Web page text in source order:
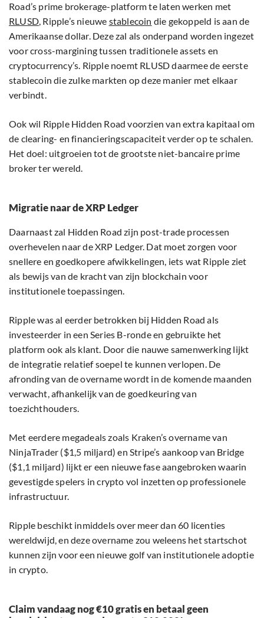
Road’s prime brokerage-platform te laten werken met
RLUSD, Ripple’s nieuwe stablecoin die gekoppeld is aan de
Amerikaanse dollar. Deze zal als onderpand worden ingezet
voor cross-margining tussen traditionele assets en
cryptocurrency’s. Ripple noemt RLUSD daarmee de eerste
stablecoin die zulke markten op deze manier met elkaar
verbindt.
Ook wil Ripple Hidden Road voorzien van extra kapitaal om
de clearing- en financieringscapaciteit verder op te schalen.
Het doel: uitgroeien tot de grootste niet-bancaire prime
broker ter wereld.
Migratie naar de XRP Ledger
Daarnaast zal Hidden Road zijn post-trade processen
overhevelen naar de XRP Ledger. Dat moet zorgen voor
snellere en goedkopere afwikkelingen, iets wat Ripple ziet
als bewijs van de kracht van zijn blockchain voor
institutionele toepassingen.
Ripple was al eerder betrokken bij Hidden Road als
investeerder in een Series B-ronde en gebruikte het
platform ook als klant. Door die nauwe samenwerking lijkt
de integratie relatief soepel te kunnen verlopen. De
afronding van de overname wordt in de komende maanden
verwacht, afhankelijk van de goedkeuring van
toezichthouders.
Met eerdere megadeals zoals Kraken’s overname van
NinjaTrader ($1,5 miljard) en Stripe’s aankoop van Bridge
($1,1 miljard) lijkt er een nieuwe fase aangebroken waarin
gevestigde spelers in crypto vol inzetten op professionele
infrastructuur.
Ripple beschikt inmiddels over meer dan 60 licenties
wereldwijd, en deze overname zou weleens het startschot
kunnen zijn voor een nieuwe golf van institutionele adoptie
in crypto.
Claim vandaag nog €10 gratis en betaal geen